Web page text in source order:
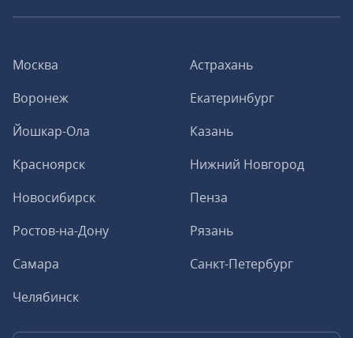
Москва
Астрахань
Воронеж
Екатеринбург
Йошкар-Ола
Казань
Красноярск
Нижний Новгород
Новосибирск
Пенза
Ростов-на-Дону
Рязань
Самара
Санкт-Петербург
Челябинск